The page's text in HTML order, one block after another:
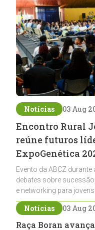
Notícias 03 Aug
Encontro Rural
reúne futuros
ExpoGenética
Evento da ABCZ
debates sobre
e networking para
Notícias 03 Aug
Raça Boran